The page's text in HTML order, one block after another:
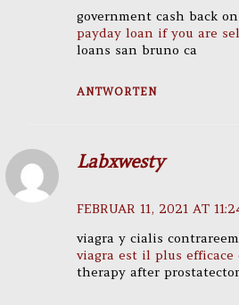
government cash back
payday loan if you are
loans san bruno ca
ANTWORTEN
Labxwesty
FEBRUAR 11, 2021 AT
viagra y cialis
viagra est il plus efficace
therapy after